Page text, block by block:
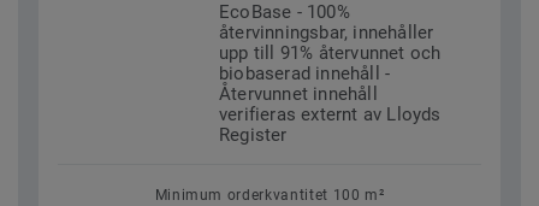
EcoBase - 100%
återvinningsbar, innehåller
upp till 91% återvunnet och
biobaserad innehåll -
Återvunnet innehåll
verifieras externt av Lloyds
Register
Minimum orderkvantitet 100 m²